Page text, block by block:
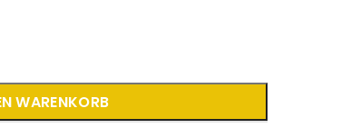
WARENKORB